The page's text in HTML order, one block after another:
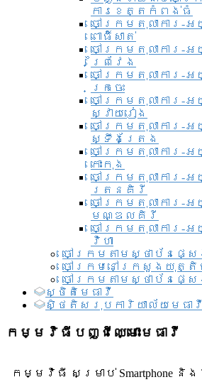
ការខេត្តកំពង់ធំ
ចៅក្រមតុលាការ-អ
ពោធិ៍សាត់
ចៅក្រមតុលាការ-អ
ព្រៃវែង
ចៅក្រមតុលាការ-អ
ក្រចេះ
ចៅក្រមតុលាការ-អ
ស្វាយរៀង
ចៅក្រមតុលាការ-អ
ស្ទឹងត្រែង
ចៅក្រមតុលាការ-អ
កោះកុង
ចៅក្រមតុលាការ-អ
រតនគិរី
ចៅក្រមតុលាការ-អ
មណ្ឌលគិរី
ចៅក្រមតុលាការ-អ
វិហា
ចៅក្រមតាមស្ថាប័នផ្ស
ចៅក្រមនៅក្រសួងយុត្តិ
ចៅក្រមតាមស្ថាប័នផ្ស
ស្ថិតិមេធាវី
សិ្ថតិសរុបការិយាល័យមេធា
កម្មវិធីបញ្ជីឈ្មោះមេធាវី
កម្មវិធី សម្រាប់ Smartphone និង